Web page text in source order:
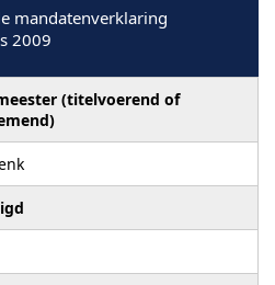
mandatenverklaring
2009
(titelvoerend of